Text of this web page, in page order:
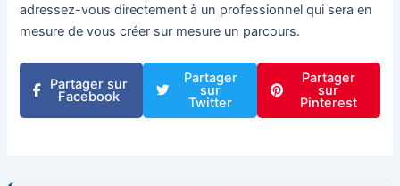
adressez-vous directement à un professionnel qui sera en
mesure de vous créer sur mesure un parcours.
Partager sur
Facebook
Partager
sur
Twitter
Partager
sur
Pinterest